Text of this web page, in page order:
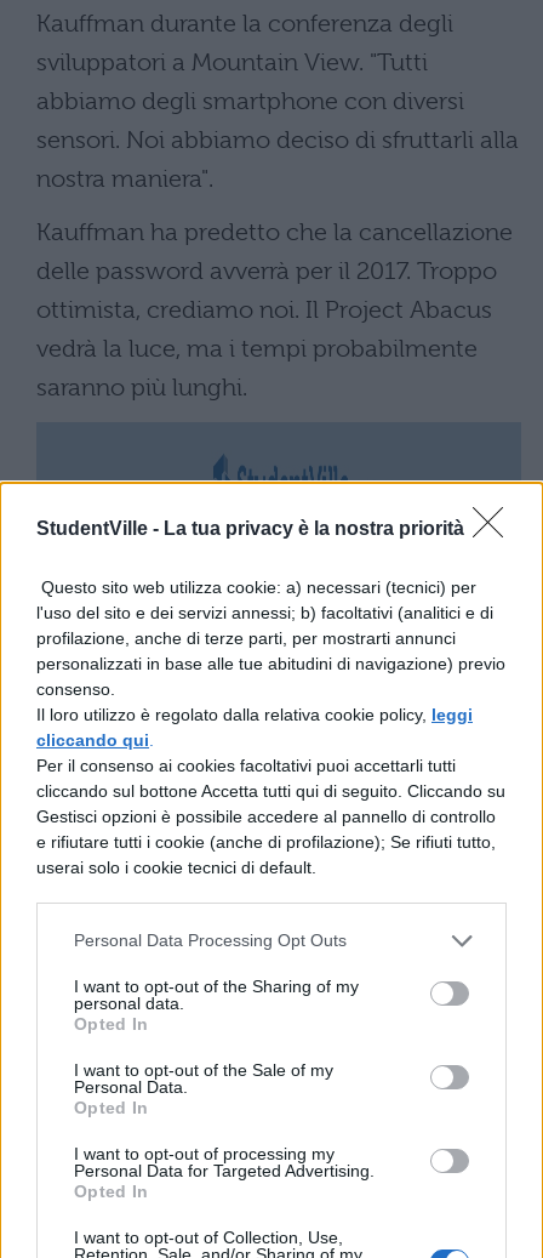
StudentVille - La tua privacy è la nostra priorità
Questo sito web utilizza cookie: a) necessari (tecnici) per
l'uso del sito e dei servizi annessi; b) facoltativi (analitici e di
profilazione, anche di terze parti, per mostrarti annunci
personalizzati in base alle tue abitudini di navigazione) previo
consenso.
Il loro utilizzo è regolato dalla relativa cookie policy, leggi
cliccando qui
Per il consenso ai cookies facoltativi puoi accettarli tutti
cliccando sul bottone Accetta tutti qui di seguito. Cliccando su
Gestisci opzioni è possibile accedere al pannello di controllo
e rifiutare tutti i cookie (anche di profilazione); Se rifiuti tutto,
userai solo i cookie tecnici di default.
Personal Data Processing Opt Outs
I want to opt-out of the Sharing of my
personal data.
Opted In
I want to opt-out of the Sale of my
Personal Data.
Opted In
I want to opt-out of processing my
Personal Data for Targeted Advertising.
Opted In
I want to opt-out of Collection, Use,
Retention, Sale, and/or Sharing of my
Kauffman durante la conferenza degli
sviluppatori a Mountain View. "Tutti
abbiamo degli smartphone con diversi
sensori. Noi abbiamo deciso di sfruttarli alla
nostra maniera".
Kauffman ha predetto che la cancellazione
delle password avverrà per il 2017. Troppo
ottimista, crediamo noi. Il Project Abacus
vedrà la luce, ma i tempi probabilmente
saranno più lunghi.
TI POTREBBE INTERESSARE
Carta docente 2026,
blocco del 31 agosto:
residuo prima della